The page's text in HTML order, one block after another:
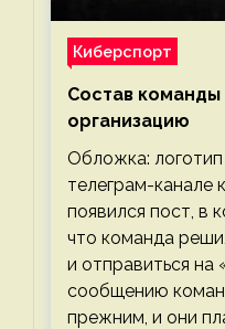
Киберспорт
Состав команды
организацию
Обложка:
телеграм-канале
появился пост, в
что команда
и отправиться на
сообщению
прежним, и они